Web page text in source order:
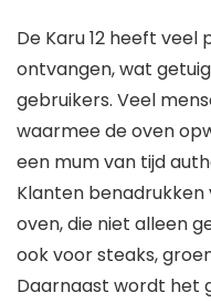
De Karu 12 heeft
ontvangen, wat
gebruikers. Veel
waarmee de oven
een mum van tijd
Klanten benadrukken
oven, die niet alleen
ook voor steaks,
Daarnaast wordt het